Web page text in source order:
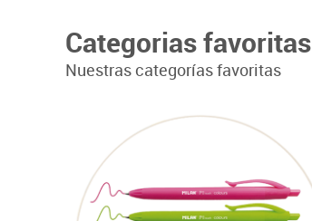
Categorias favoritas
Nuestras categorías favoritas